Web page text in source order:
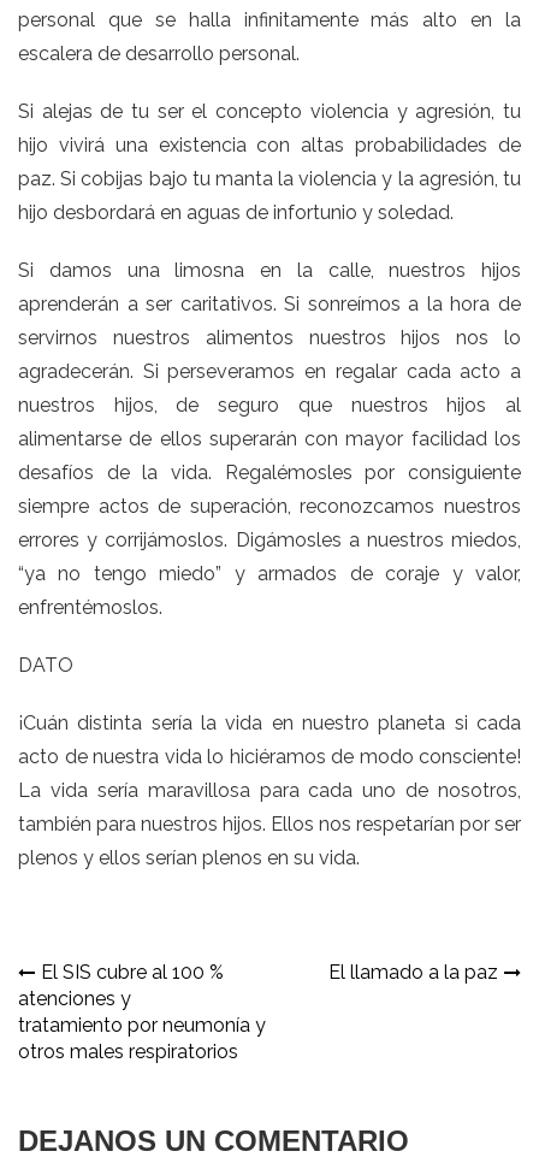
personal que se halla infinitamente más alto en la
escalera de desarrollo personal.
Si alejas de tu ser el concepto violencia y agresión, tu
hijo vivirá una existencia con altas probabilidades de
paz. Si cobijas bajo tu manta la violencia y la agresión, tu
hijo desbordará en aguas de infortunio y soledad.
Si damos una limosna en la calle, nuestros hijos
aprenderán a ser caritativos. Si sonreímos a la hora de
servirnos nuestros alimentos nuestros hijos nos lo
agradecerán. Si perseveramos en regalar cada acto a
nuestros hijos, de seguro que nuestros hijos al
alimentarse de ellos superarán con mayor facilidad los
desafíos de la vida. Regalémosles por consiguiente
siempre actos de superación, reconozcamos nuestros
errores y corrijámoslos. Digámosles a nuestros miedos,
“ya no tengo miedo” y armados de coraje y valor,
enfrentémoslos.
DATO
¡Cuán distinta sería la vida en nuestro planeta si cada
acto de nuestra vida lo hiciéramos de modo consciente!
La vida sería maravillosa para cada uno de nosotros,
también para nuestros hijos. Ellos nos respetarían por ser
plenos y ellos serían plenos en su vida.
Navegación
de
entradas
El SIS cubre al 100 %
atenciones y
tratamiento por neumonía y
otros males respiratorios
El llamado a la paz
DEJANOS UN COMENTARIO